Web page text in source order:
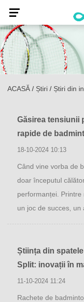
ACASĂ / Știri / Știri din
Găsirea tensiunii
rapide de
18-10-2024 10:13
Când vine vorba de
doar începutul
performanței.
un joc de succes, un
Știința din
Split: inovații în
11-10-2024 11:24
Rachete de